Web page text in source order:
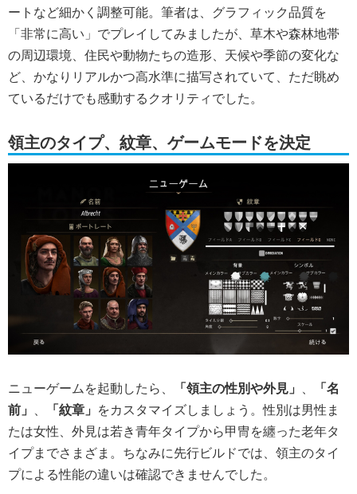
ートなど細かく調整可能。筆者は、グラフィック品質を
「非常に高い」でプレイしてみましたが、草木や森林地帯
の周辺環境、住民や動物たちの造形、天候や季節の変化な
ど、かなり リアルかつ高水準に描写されていて、ただ眺め
ているだけでも感動するクオリティでした。
領主のタイプ、紋章、ゲームモードを決定
ニューゲームを起動したら、 「領主の性別や外見」 、
「名
前」 、 「紋章」 をカスタマイズしましょう。性別は男性ま
たは女性、外見は若き青年タイプから甲冑を纏った老年タ
イプまでさまざま。ちなみに先行ビルドでは、領主のタイ
プによる性能の違いは確認できませんでした。